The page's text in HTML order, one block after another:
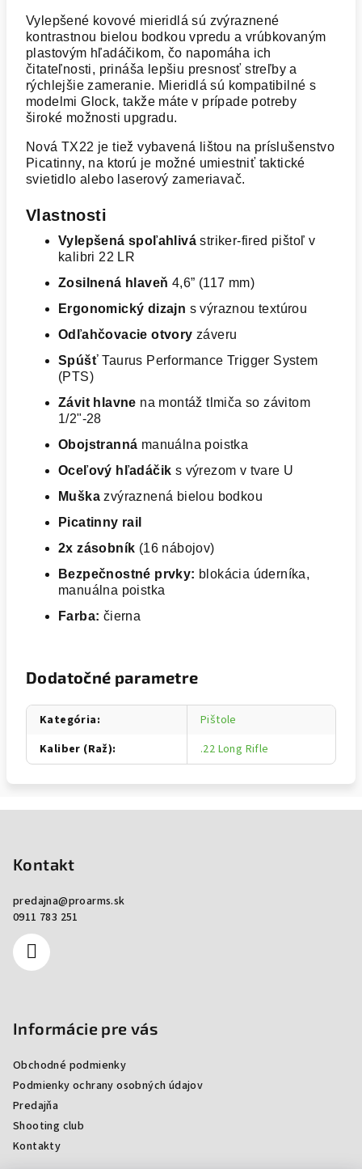
Vylepšené kovové mieridlá sú zvýraznené
kontrastnou bielou bodkou vpredu a vrúbkovaným
plastovým hľadáčikom, čo napomáha ich
čitateľnosti, prináša lepšiu presnosť streľby a
rýchlejšie zameranie. Mieridlá sú kompatibilné s
modelmi Glock, takže máte v prípade potreby
široké možnosti upgradu.
Nová TX22 je tiež vybavená lištou na príslušenstvo
Picatinny, na ktorú je možné umiestniť taktické
svietidlo alebo laserový zameriavač.
Vlastnosti
Vylepšená spoľahlivá striker-fired pištoľ v
kalibri 22 LR
Zosilnená hlaveň 4,6” (117 mm)
Ergonomický dizajn s výraznou textúrou
Odľahčovacie otvory záveru
Spúšť Taurus Performance Trigger System
(PTS)
Závit hlavne na montáž tlmiča so závitom
1/2"-28
Obojstranná manuálna poistka
Oceľový hľadáčik s výrezom v tvare U
Muška zvýraznená bielou bodkou
Picatinny rail
2x zásobník (16 nábojov)
Bezpečnostné prvky: blokácia úderníka,
manuálna poistka
Farba: čierna
Dodatočné parametre
Kategória:
Pištole
Kaliber (Raž): .22 Long Rifle
Kontakt
predajna@proarms.sk
0911 783 251
Informácie pre vás
Obchodné podmienky
Podmienky ochrany osobných údajov
Predajňa
Shooting club
Kontakty